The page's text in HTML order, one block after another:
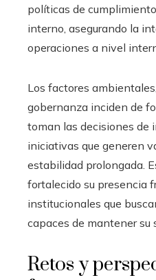
políticas de
interno, asegurando la
operaciones a nivel
Los factores
gobernanza inciden de
toman las decisiones de
iniciativas que generen
estabilidad prolongada.
fortalecido su presencia
institucionales que
capaces de mantener su
Retos y